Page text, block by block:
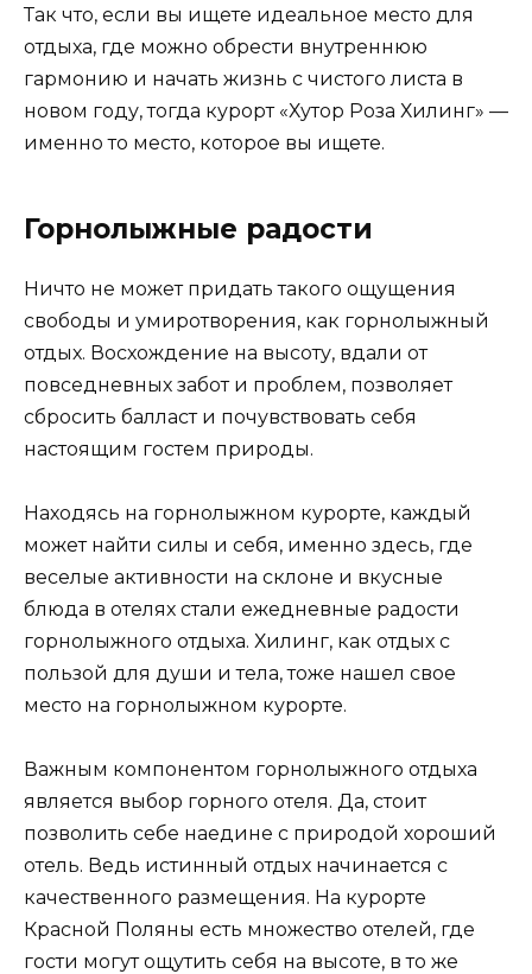
Так что, если вы ищете идеальное место для
отдыха, где можно обрести внутреннюю
гармонию и начать жизнь с чистого листа в
новом году, тогда курорт «Хутор Роза Хилинг» —
именно то место, которое вы ищете.
Горнолыжные радости
Ничто не может придать такого ощущения
свободы и умиротворения, как горнолыжный
отдых. Восхождение на высоту, вдали от
повседневных забот и проблем, позволяет
сбросить балласт и почувствовать себя
настоящим гостем природы.
Находясь на горнолыжном курорте, каждый
может найти силы и себя, именно здесь, где
веселые активности на склоне и вкусные
блюда в отелях стали ежедневные радости
горнолыжного отдыха. Хилинг, как отдых с
пользой для души и тела, тоже нашел свое
место на горнолыжном курорте.
Важным компонентом горнолыжного отдыха
является выбор горного отеля. Да, стоит
позволить себе наедине с природой хороший
отель. Ведь истинный отдых начинается с
качественного размещения. На курорте
Красной Поляны есть множество отелей, где
гости могут ощутить себя на высоте, в то же